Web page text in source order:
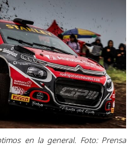
en la general. Foto: Prensa